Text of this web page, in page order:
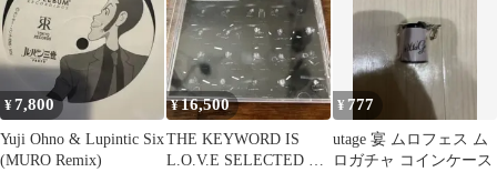
¥7,800
Yuji Ohno & Lupintic Six
(MURO Remix)
¥16,500
THE KEYWORD IS
L.O.V.E SELECTED BY
¥ 777
utage 宴 ムロフェス ム
ロガチャ コインケース